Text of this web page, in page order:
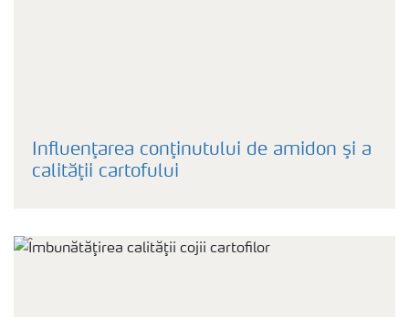
Influenţarea conţinutului de amidon şi a
calităţii cartofului